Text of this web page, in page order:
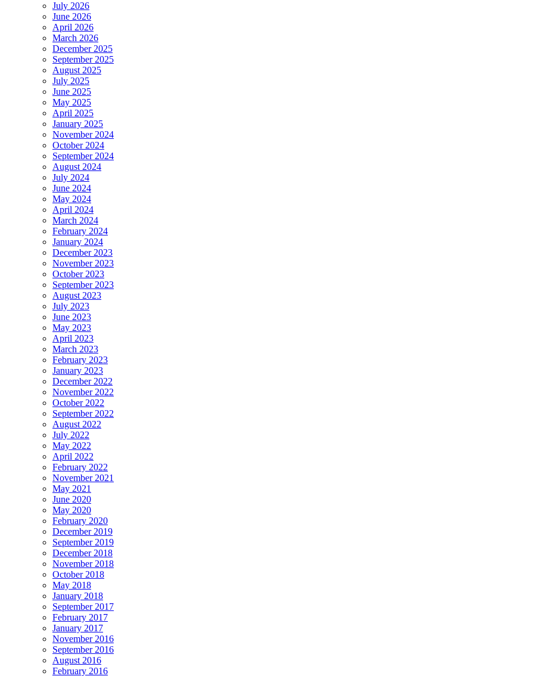
July 2026
June 2026
April 2026
March 2026
December 2025
September 2025
August 2025
July 2025
June 2025
May 2025
April 2025
January 2025
November 2024
October 2024
September 2024
August 2024
July 2024
June 2024
May 2024
April 2024
March 2024
February 2024
January 2024
December 2023
November 2023
October 2023
September 2023
August 2023
July 2023
June 2023
May 2023
April 2023
March 2023
February 2023
January 2023
December 2022
November 2022
October 2022
September 2022
August 2022
July 2022
May 2022
April 2022
February 2022
November 2021
May 2021
June 2020
May 2020
February 2020
December 2019
September 2019
December 2018
November 2018
October 2018
May 2018
January 2018
September 2017
February 2017
January 2017
November 2016
September 2016
August 2016
February 2016